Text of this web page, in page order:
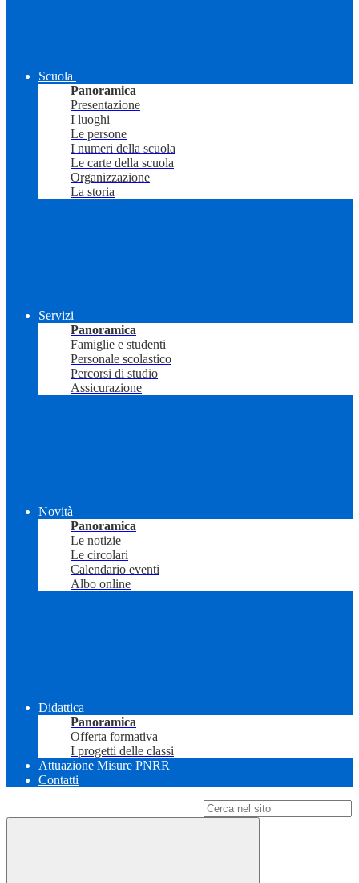
Scuola
Panoramica
Presentazione
I luoghi
Le persone
I numeri della scuola
Le carte della scuola
Organizzazione
La storia
Servizi
Panoramica
Famiglie e studenti
Personale scolastico
Percorsi di studio
Assicurazione
Novità
Panoramica
Le notizie
Le circolari
Calendario eventi
Albo online
Didattica
Panoramica
Offerta formativa
I progetti delle classi
Attuazione Misure PNRR
Contatti